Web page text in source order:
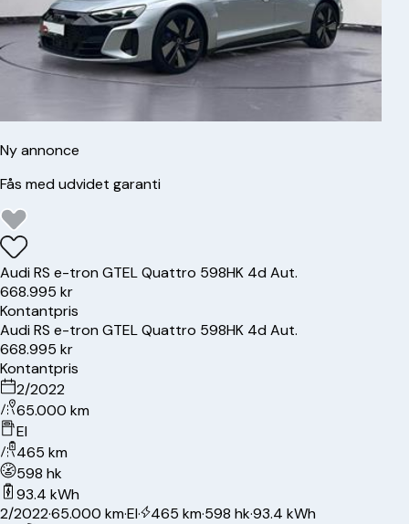
Ny annonce
Fås med udvidet garanti
AudiRS e-tron GTEL Quattro 598HK 4d Aut.
668.995 kr
Kontantpris
AudiRS e-tron GTEL Quattro 598HK 4d Aut.
668.995 kr
Kontantpris
2/2022
65.000 km
El
465 km
598 hk
93.4 kWh
2/2022·65.000 km·El· 465 km·598 hk·93.4 kWh